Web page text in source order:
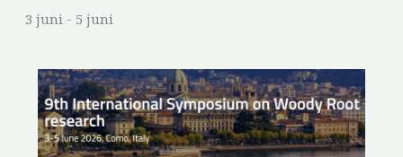
3 juni- 5 juni